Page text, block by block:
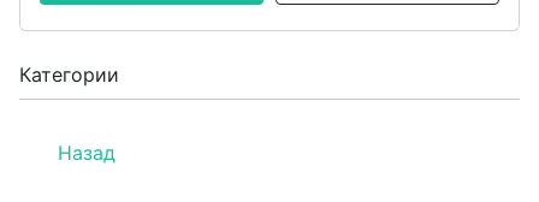
Категории
Назад